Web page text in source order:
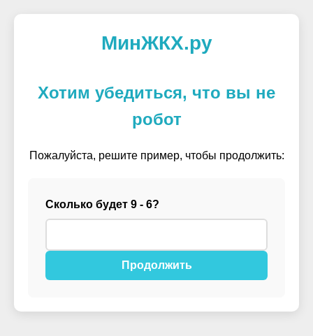
МинЖКХ.ру
Хотим убедиться, что вы не
робот
Пожалуйста, решите пример, чтобы продолжить:
Сколько будет 9 - 6?
Продолжить